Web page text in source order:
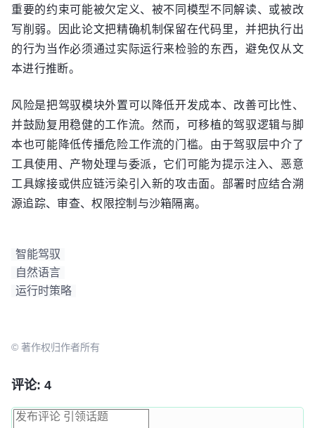
重要的约束可能被欠定义、被不同模型不同解读、或被改
写削弱。因此论文把精确机制保留在代码里，并把执行出
的行为当作必须通过实际运行来检验的东西，避免仅从文
本进行推断。
风险是把驾驭模块外置可以降低开发成本、改善可比性、
并鼓励复用稳健的工作流。然而，可移植的驾驭逻辑与脚
本也可能降低传播危险工作流的门槛。由于驾驭层中介了
工具使用、产物处理与委派，它们可能为提示注入、恶意
工具嫁接或供应链污染引入新的攻击面。部署时应结合溯
源追踪、审查、权限控制与沙箱隔离。
智能驾驭
自然语言
运行时策略
© 著作权归作者所有
评论: 4